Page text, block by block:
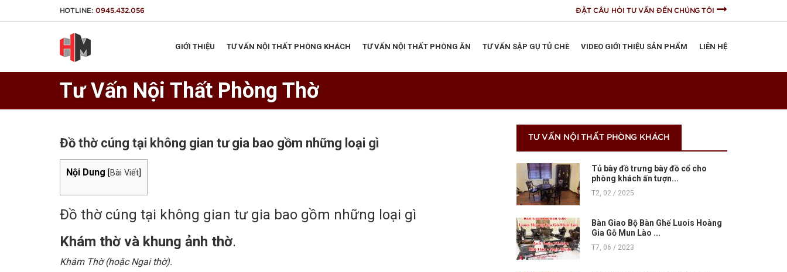
HOTLINE: 0945.432.056 ĐẶT CÂU HỎI TƯ VẤN ĐẾN CHÚNG TÔI
GIỚI THIỆU TƯ VẤN NỘI THẤT PHÒNG KHÁCH TƯ VẤN NỘI THẤT PHÒNG ĂN TƯ VẤN SẬP GỤ TỦ CHÈ VIDEO GIỚI THIỆU SẢN PHẨM LIÊN HỆ
Tư Vấn Nội Thất Phòng Thờ
Đồ thờ cúng tại không gian tư gia bao gồm những loại gì
Nội Dung [Bài Viết]
Đồ thờ cúng tại không gian tư gia bao gồm những loại gì
Khám thờ và khung ảnh thờ.
Khám Thờ (hoặc Ngai thờ).
TƯ VẤN NỘI THẤT PHÒNG KHÁCH
Tủ bày đồ trưng bày đồ cổ cho
phòng khách ấn tượn...
T2, 02 / 2025
Bàn Giao Bộ Bàn Ghế Luois Hoàng
Gia Gỗ Mun Lào ...
T7, 06 / 2023